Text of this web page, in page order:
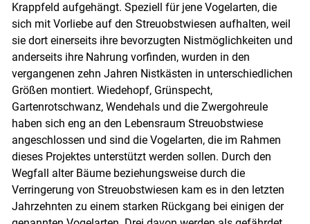
Krappfeld aufgehängt. Speziell für jene Vogelarten, die
sich mit Vorliebe auf den Streuobstwiesen aufhalten, weil
sie dort einerseits ihre bevorzugten Nistmöglichkeiten und
anderseits ihre Nahrung vorfinden, wurden in den
vergangenen zehn Jahren Nistkästen in unterschiedlichen
Größen montiert. Wiedehopf, Grünspecht,
Gartenrotschwanz, Wendehals und die Zwergohreule
haben sich eng an den Lebensraum Streuobstwiese
angeschlossen und sind die Vogelarten, die im Rahmen
dieses Projektes unterstützt werden sollen. Durch den
Wegfall alter Bäume beziehungsweise durch die
Verringerung von Streuobstwiesen kam es in den letzten
Jahrzehnten zu einem starken Rückgang bei einigen der